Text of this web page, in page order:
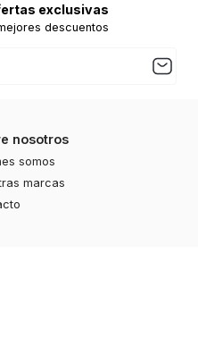
exclusivas
descuentos
nosotros
somos
marcas